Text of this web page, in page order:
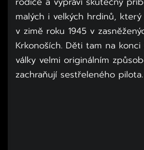
malých i velkých hrdinů,
v zimě roku 1945 v
Krkonoších. Děti tam na konci
války velmi originálním
zachraňují sestřeleného pilota.